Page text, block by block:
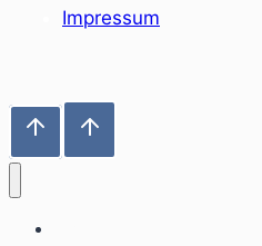
Impressum